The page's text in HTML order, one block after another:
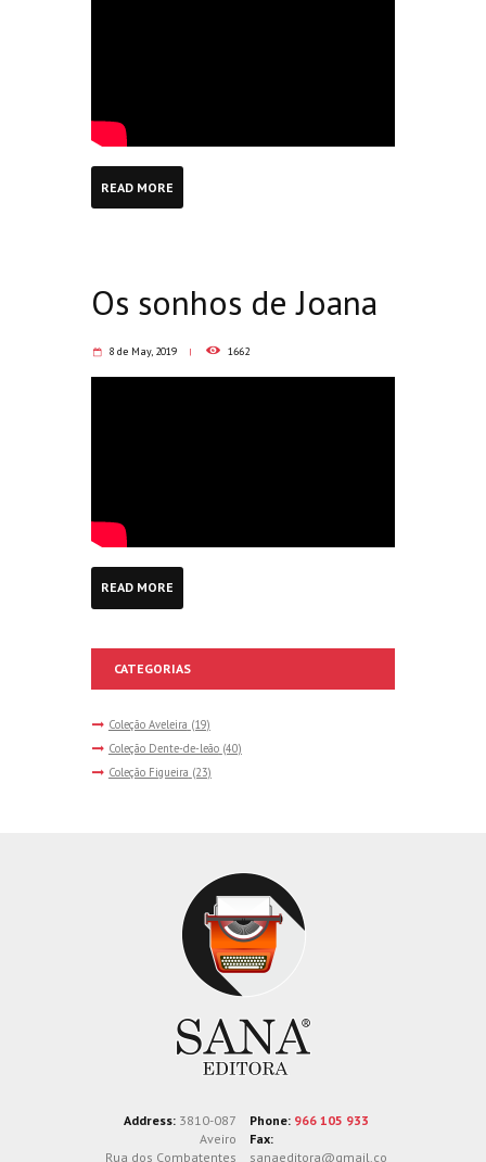
READ MORE
Os sonhos de Joana
8 de May, 2019 1662
READ MORE
CATEGORIAS
Coleção Aveleira (19)
Coleção Dente-de-leão (40)
Coleção Figueira (23)
Phone: 966 105 933
Fax:
sanaeditora@gmail.co
Address: 3810-087
Aveiro
Rua dos Combatentes